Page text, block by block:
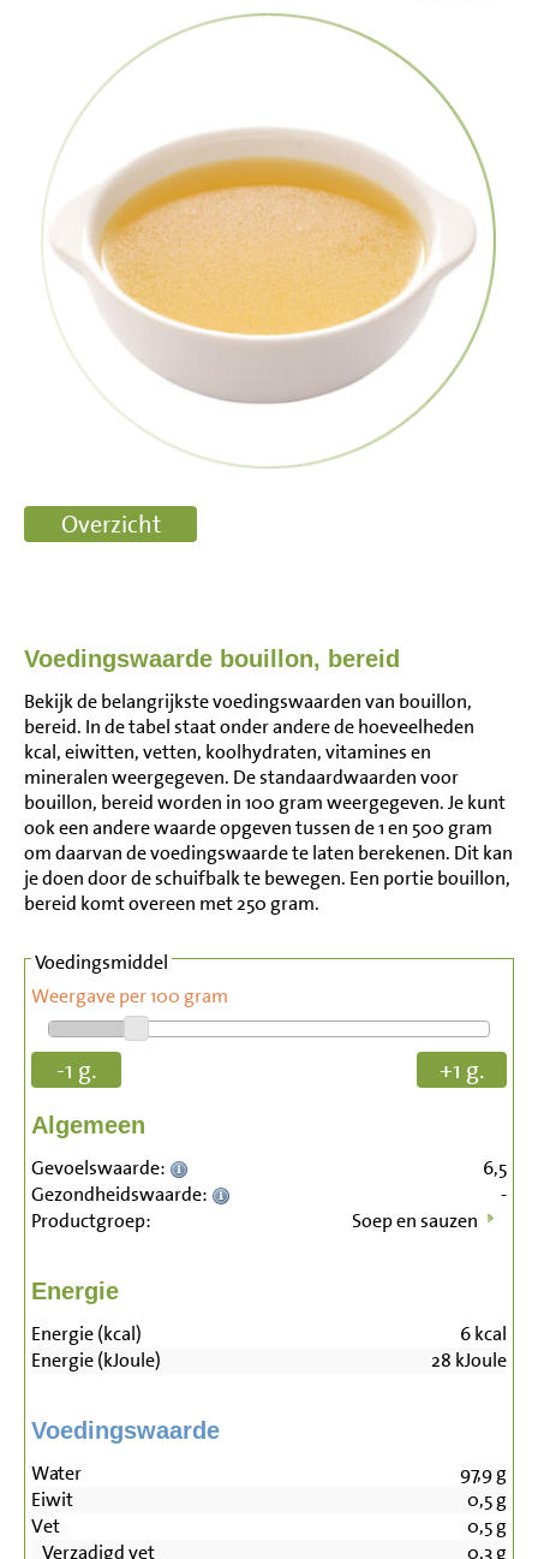
Voedingswaarde bouillon, bereid
Bekijk de belangrijkste voedingswaarden van bouillon,
bereid. In de tabel staat onder andere de hoeveelheden
kcal, eiwitten, vetten, koolhydraten, vitamines en
mineralen weergegeven. De standaardwaarden voor
bouillon, bereid worden in 100 gram weergegeven. Je kunt
ook een andere waarde opgeven tussen de 1 en 500 gram
om daarvan de voedingswaarde te laten berekenen. Dit kan
je doen door de schuifbalk te bewegen. Een portie bouillon,
bereid komt overeen met 250 gram.
Voedingsmiddel
Weergave per 100 gram
-1 g. +1 g.
Algemeen
Gevoelswaarde:
6,5
Gezondheidswaarde:
-
Productgroep:
Soep en sauzen
Energie
Energie (kcal) 6kcal
Energie (kJoule)
28 kJoule
Voedingswaarde
Water 97,9g
Eiwit
0,5g
Vet
0,5g
Verzadigd vet
0,3g